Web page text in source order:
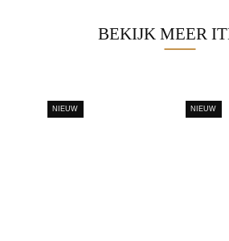
BEKIJK MEER
NIEUW NIEUW